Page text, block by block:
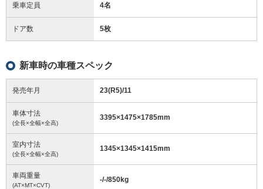
乗車定員 4名
ドア数 5枚
新車時の車種スペック
発売年月 23(R5)/11
車体寸法
(全長×全幅×全高)
3395×1475×1785mm
室内寸法
(全長×全幅×全高)
1345×1345×1415mm
車両重量
(AT×MT×CVT)
-/-/850kg